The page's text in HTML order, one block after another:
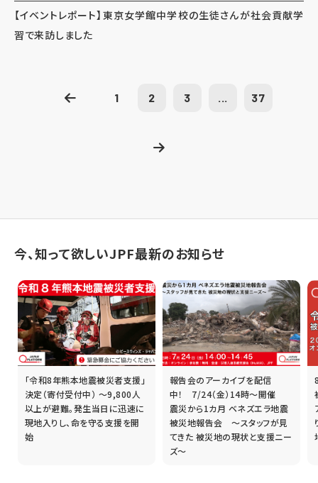
【イベントレポート】東京女学館中学校の生徒さんが社会貢献学
習で来訪しました
1 2 3 ... 37
今、知って欲しいJPF最新のお知らせ
「令和8年熊本地震被災者支援」
決定（寄付受付中） ～9,800人
以上が避難。発生当日に迅速に
現地入りし、命を守る支援を開
始
報告会のアーカイブを配信
中！ 7/24（金）14時～開催
震災から1カ月 ベネズエラ地震
被災地報告会 ～スタッフが見
てきた 被災地の現状と支援ニー
ズ～